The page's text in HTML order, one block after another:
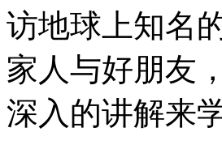
访地球上知名
家人与好朋友
深入的讲解来